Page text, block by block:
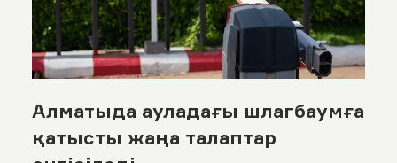
Алматыда ауладағы шлагбаумға
қатысты жаңа талаптар